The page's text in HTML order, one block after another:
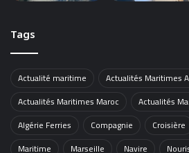
Tags
Actualité maritime
Actualités Maritimes
Actualités Maritimes Maroc
Actualités
Algérie Ferries
Compagnie Croisière
Maritime
Marseille Navire